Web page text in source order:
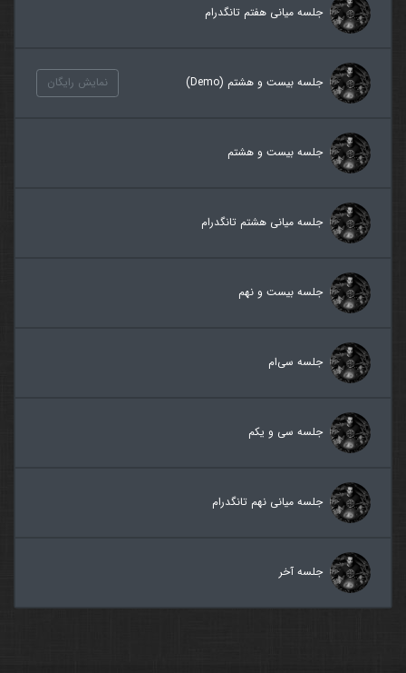
جلسه میانی هفتم تانگدرام
جلسه بیست و هشتم (Demo) نمایش رایگان
جلسه بیست و هشتم
جلسه میانی هشتم تانگدرام
جلسه بیست و نهم
جلسه سی‌ام
جلسه سی و یکم
جلسه میانی نهم تانگدرام
جلسه آخر